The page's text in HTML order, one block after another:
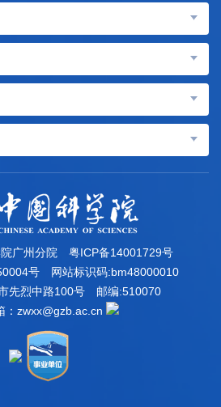
广州分院
粤ICP备14001729号
号
网站标识码:bm48000010
烈中路100号
邮编:510070
zwxx@gzb.ac.cn